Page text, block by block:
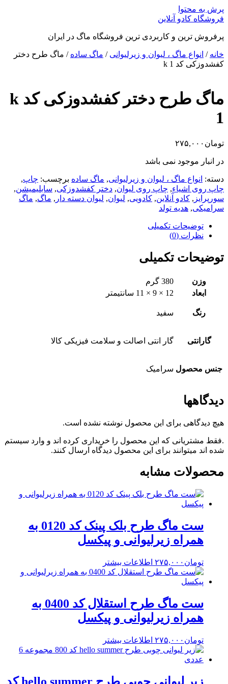
پرش به محتوا
فروشگاه کادو آنلاین
پرفروش ترین و کاربردی ترین فروشگاه ماگ در ایران
خانه / انواع ماگ ، لیوان و زیرلیوانی / ماگ ساده / ماگ طرح دختر
کفشدوزکی کد k 1
ماگ طرح دختر کفشدوزکی کد k
1
تومان ۲۷۵,۰۰۰
در انبار موجود نمی باشد
دسته: انواع ماگ ، لیوان و زیرلیوانی, ماگ ساده برچسب: چاپ,
چاپ روی اشیاء, چاپ روی لیوان, دختر کفشدوزکی, سابلیمیشن,
سورپرایز , کادو آنلاین, کادویی, لیوان, لیوان دسته دار , ماگ, ماگ
سرامیکی, هدیه تولد
توضیحات تکمیلی
نظرات (0)
توضیحات تکمیلی
وزن
380 گرم
ابعاد
12 × 9 × 11 سانتیمتر
رنگ سفید
گارانتی گار انتی اصالت و سلامت فیزیکی کالا
جنس محصول سرامیک
دیدگاهها
هیچ دیدگاهی برای این محصول نوشته نشده است.
.فقط مشتریانی که این محصول را خریداری کرده اند و وارد سیستم
شده اند میتوانند برای این محصول دیدگاه ارسال کنند.
محصولات مشابه
ست ماگ طرح بلک پینک کد 0120 به
همراه زیرلیوانی و پیکسل
تومان ۲۷۵,۰۰۰ اطلاعات بیشتر
ست ماگ طرح استقلال کد 0400 به
همراه زیرلیوانی و پیکسل
تومان ۲۷۵,۰۰۰ اطلاعات بیشتر